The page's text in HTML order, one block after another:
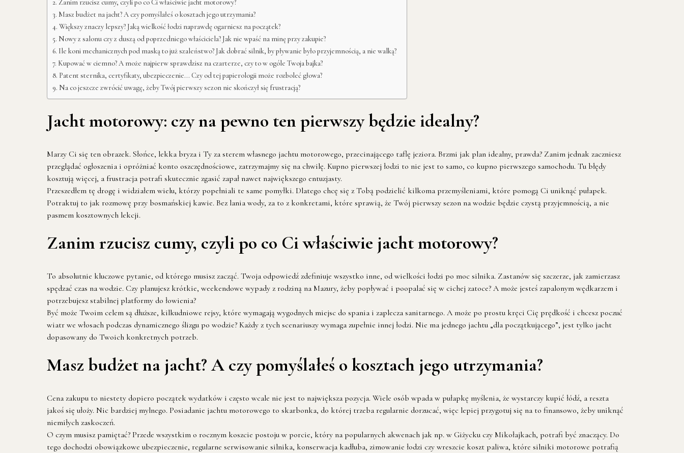
Zanim rzucisz cumy, czyli po co Ci właściwie jacht motorowy?
Masz budżet na jacht? A czy pomyślałeś o kosztach jego utrzymania?
Większy znaczy lepszy? Jaką wielkość łodzi naprawdę ogarniesz na początek?
Nowy z salonu czy z duszą od poprzedniego właściciela? Jak nie wpaść na minę przy zakupie?
Ile koni mechanicznych pod maską to już szaleństwo? Jak dobrać silnik, by pływanie było przyjemnością, a nie walką?
Kupować w ciemno? A może najpierw sprawdzisz na czarterze, czy to w ogóle Twoja bajka?
Patent sternika, certyfikaty, ubezpieczenie… Czy od tej papierologii może rozboleć głowa?
Na co jeszcze zwrócić uwagę, żeby Twój pierwszy sezon nie skończył się frustracją?
Jacht motorowy: czy na pewno ten pierwszy będzie idealny?
Marzy Ci się ten obrazek. Słońce, lekka bryza i Ty za sterem własnego jachtu motorowego, przecinającego taflę jeziora. Brzmi jak plan idealny, prawda? Zanim jednak zaczniesz
przeglądać ogłoszenia i opróżniać konto oszczędnościowe, zatrzymajmy się na chwilę. Kupno pierwszej łodzi to nie jest to samo, co kupno pierwszego samochodu. Tu błędy
kosztują więcej, a frustracja potrafi skutecznie zgasić zapał nawet największego entuzjasty.
Przeszedłem tę drogę i widziałem wielu, którzy popełniali te same pomyłki. Dlatego chcę się z Tobą podzielić kilkoma przemyśleniami, które pomogą Ci uniknąć pułapek.
Potraktuj to jak rozmowę przy bosmańskiej kawie. Bez lania wody, za to z konkretami, które sprawią, że Twój pierwszy sezon na wodzie będzie czystą przyjemnością, a nie
pasmem kosztownych lekcji.
Zanim rzucisz cumy, czyli po co Ci właściwie jacht motorowy?
To absolutnie kluczowe pytanie, od którego musisz zacząć. Twoja odpowiedź zdefiniuje wszystko inne, od wielkości łodzi po moc silnika. Zastanów się szczerze, jak zamierzasz
spędzać czas na wodzie. Czy planujesz krótkie, weekendowe wypady z rodziną na Mazury, żeby popływać i poopalać się w cichej zatoce? A może jesteś zapalonym wędkarzem i
potrzebujesz stabilnej platformy do łowienia?
Być może Twoim celem są dłuższe, kilkudniowe rejsy, które wymagają wygodnych miejsc do spania i zaplecza sanitarnego. A może po prostu kręci Cię prędkość i chcesz poczuć
wiatr we włosach podczas dynamicznego ślizgu po wodzie? Każdy z tych scenariuszy wymaga zupełnie innej łodzi. Nie ma jednego jachtu „dla początkującego”, jest tylko jacht
dopasowany do Twoich konkretnych potrzeb.
Masz budżet na jacht? A czy pomyślałeś o kosztach jego utrzymania?
Cena zakupu to niestety dopiero początek wydatków i często wcale nie jest to największa pozycja. Wiele osób wpada w pułapkę myślenia, że wystarczy kupić łódź, a reszta
jakoś się ułoży. Nic bardziej mylnego. Posiadanie jachtu motorowego to skarbonka, do której trzeba regularnie dorzucać, więc lepiej przygotuj się na to finansowo, żeby uniknąć
niemiłych zaskoczeń.
O czym musisz pamiętać? Przede wszystkim o rocznym koszcie postoju w porcie, który na popularnych akwenach jak np. w Giżycku czy Mikołajkach, potrafi być znaczący. Do
tego dochodzi obowiązkowe ubezpieczenie, regularne serwisowanie silnika, konserwacja kadłuba, zimowanie łodzi czy wreszcie koszt paliwa, które silniki motorowe potrafią